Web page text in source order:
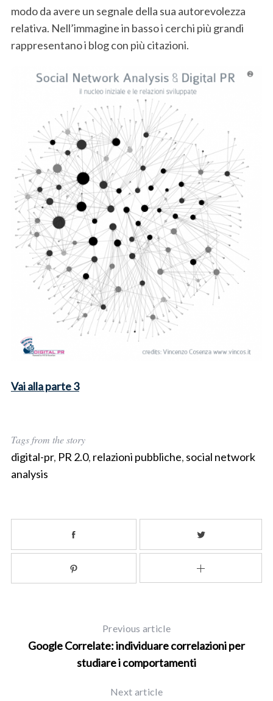
modo da avere un segnale della sua autorevolezza
relativa. Nell’immagine in basso i cerchi più grandi
rappresentano i blog con più citazioni.
Vai alla parte 3
Tags from the story
digital-pr, PR 2.0, relazioni pubbliche, social network
analysis
Previous article
Google Correlate: individuare correlazioni per
studiare i comportamenti
Next article
S
a
h
o
r
: